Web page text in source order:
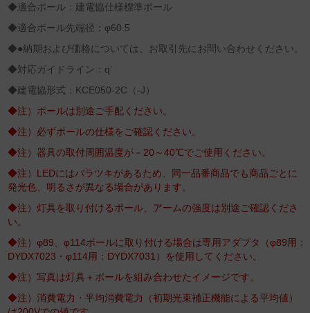
◆適合ポール：建電協仕様標準ポール
◆適合ポール先端径：φ60.5
◆●納期および価格については、お取引先にお問い合わせください。
◆対応ガイドライン：q’
◆建電協形式：KCE050-2C（-J）
◆注）ポールは別途ご手配ください。
◆注）必ずポールの仕様をご確認ください。
◆注）器具の取付周囲温度が－20～40℃でご使用ください。
◆注）LEDにはバラツキがあるため、同一品番商品でも商品ごとに
発光色、明るさが異なる場合があります。
◆注）灯具を取り付けるポール、アームの強度は別途ご確認くださ
い。
◆注）φ89、φ114ポールに取り付ける場合は専用アダプタ（φ89用：
DYDX7023・φ114用：DYDX7031）を使用してください。
◆注）写真は灯具＋ポールを組み合わせたイメージです。
◆注）消費電力・平均消費電力（初期光束補正機能による平均値）